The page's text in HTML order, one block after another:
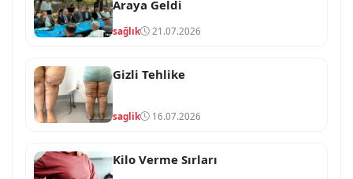
Araya Geldi
sağlık 21.07.2026
Gizli Tehlike
saglik 16.07.2026
Kilo Verme Sırları